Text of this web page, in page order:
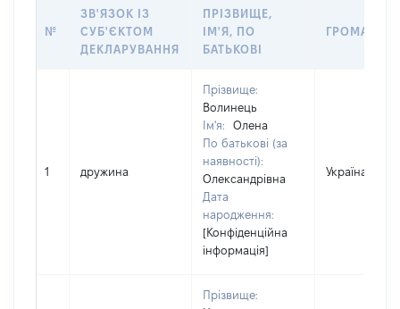
№
ЗВ'ЯЗОК ІЗ
СУБ'ЄКТОМ
ДЕКЛАРУВАННЯ
ПРІЗВИЩЕ,
ІМ'Я, ПО
БАТЬКОВІ
1 дружина
Прізвище:
Волинець
Ім'я:
Олена
По батькові (за
наявності):
Олександрівна
Дата
народження:
[Конфіденційна
інформація]
Україна
Прізвище: